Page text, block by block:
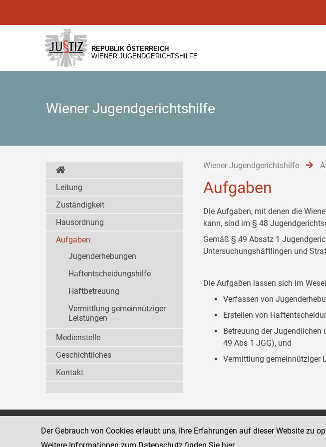
[1]
[2]
[3]
REPUBLIK ÖSTERREICH
WIENER JUGENDGERICHTSHILFE
Wiener Jugendgerichtshilfe
Wiener Jugendgerichtshilfe
Aufgaben
Die Aufgaben, mit denen die
kann, sind im § 48
Gemäß § 49 Absatz 1
Untersuchungshäftlingen und
Die Aufgaben lassen sich im
Verfassen von
Erstellen von
Betreuung der
49 Abs 1 JGG), und
Vermittlung gemeinnütziger
Leitung
Zuständigkeit
Hausordnung
Aufgaben
Jugenderhebungen
Haftentscheidungshilfe
Haftbetreuung
Vermittlung gemeinnütziger
Leistungen
Medienstelle
Geschichtliches
Kontakt
Wiener Jugendgerichtshilfe
www.justiz.gv.at/WrJGH
1080 Wien
Der Gebrauch von Cookies erlaubt uns, Ihre Erfahrungen auf dieser Website zu